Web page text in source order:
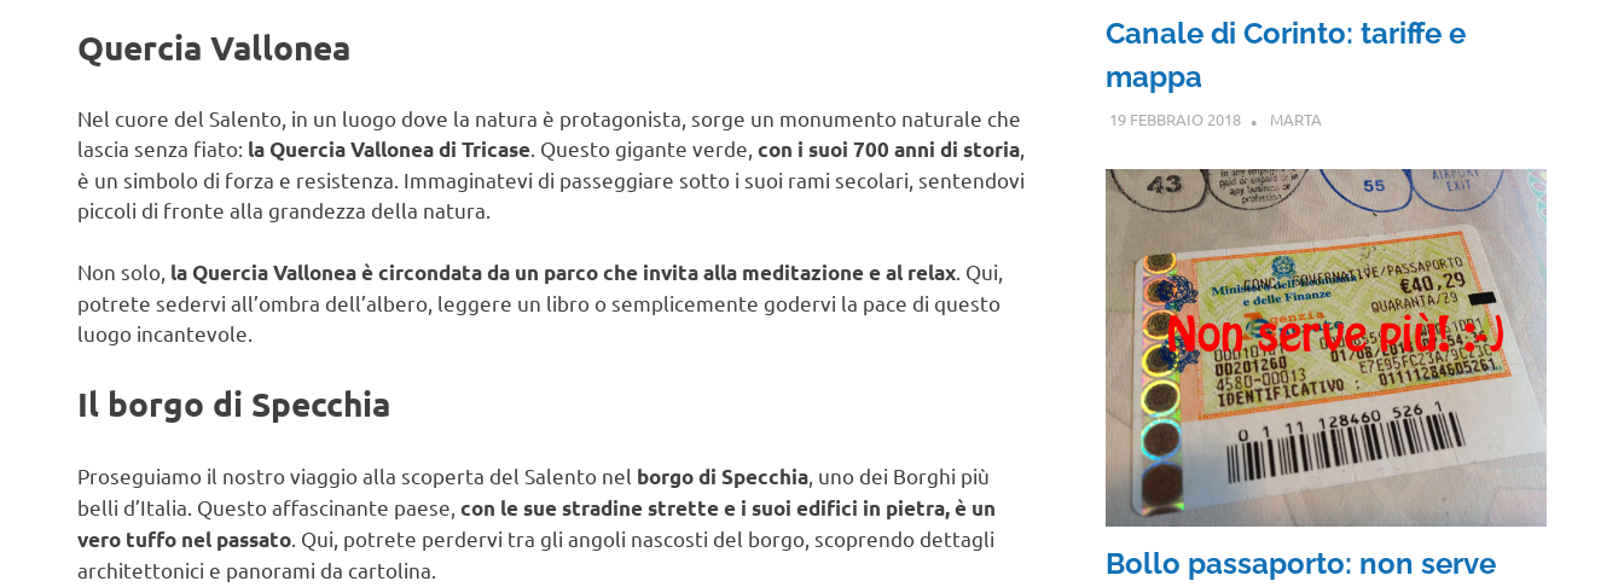
Quercia Vallonea
Nel cuore del Salento, in un luogo dove la natura è protagonista, sorge un monumento naturale che
lascia senza fiato: la Quercia Vallonea di Tricase. Questo gigante verde, con i suoi 700 anni di storia,
è un simbolo di forza e resistenza. Immaginatevi di passeggiare sotto i suoi rami secolari, sentendovi
piccoli di fronte alla grandezza della natura.
Non solo, la Quercia Vallonea è circondata da un parco che invita alla meditazione e al relax . Qui,
potrete sedervi all’ombra dell’albero, leggere un libro o semplicemente godervi la pace di questo
luogo incantevole.
Il borgo di Specchia
Proseguiamo il nostro viaggio alla scoperta del Salento nel borgo di Specchia , uno dei Borghi più
belli d’Italia. Questo affascinante paese, con le sue stradine strette e i suoi edifici in pietra, è un
vero tuffo nel passato . Qui, potrete perdervi tra gli angoli nascosti del borgo, scoprendo dettagli
architettonici e panorami da cartolina.
Canale di Corinto: tariffe e
mappa
19 FEBBRAIO 2018 MARTA
Bollo passaporto: non serve